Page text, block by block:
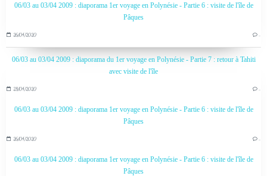
06/03 au 03/04 2009 : diaporama 1er voyage en Polynésie - Partie 6 : visite de l'île de
Pâques
26/04/2020 …
06/03 au 03/04 2009 : diaporama du 1er voyage en Polynésie - Partie 7 : retour à Tahiti
avec visite de l'île
28/04/2020 …
06/03 au 03/04 2009 : diaporama 1er voyage en Polynésie - Partie 6 : visite de l'île de
Pâques
26/04/2020 …
06/03 au 03/04 2009 : diaporama 1er voyage en Polynésie - Partie 6 : visite de l'île de
Pâques